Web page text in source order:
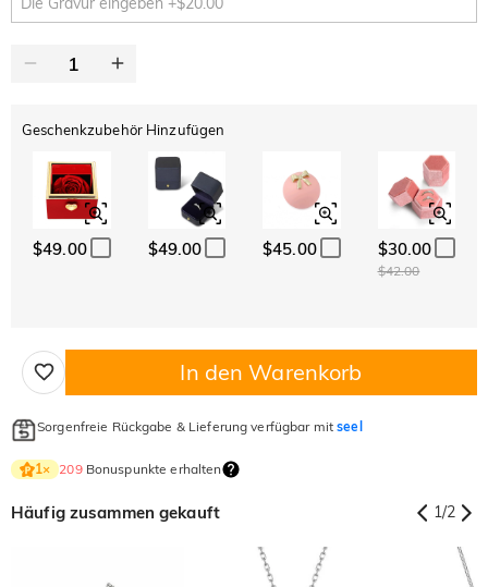
Geschenkzubehör Hinzufügen
$49.00 $49.00 $45.00 $30.00
$42.00
In den Warenkorb
Sorgenfreie Rückgabe & Lieferung verfügbar mitseel
1× 209Bonuspunkte erhalten
Häufig zusammen gekauft 1/2